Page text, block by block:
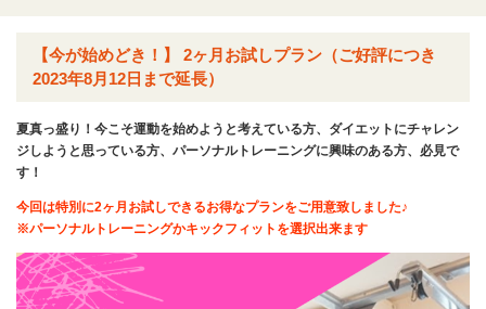
【今が始めどき！】 2ヶ月お試しプラン（ご好評につき
2023年8月12日まで延長）
夏真っ盛り！今こそ運動を始めようと考えている方、ダイエットにチャレン
ジしようと思っている方、パーソナルトレーニングに興味のある方、必見で
す！
今回は特別に2ヶ月お試しできるお得なプランをご用意致しました♪
※パーソナルトレーニングかキックフィットを選択出来ます